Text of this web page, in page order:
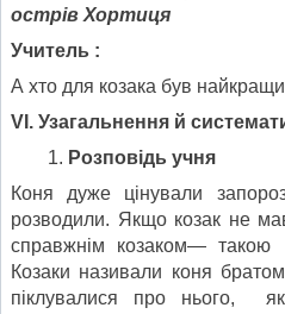
острів Хортиця
Учитель :
А хто для козака був
V І. Узагальнення й
Розповідь учня
Коня дуже цінували
розводили. Якщо козак не
справжнім козаком— такою
Козаки називали коня
піклувалися про нього,